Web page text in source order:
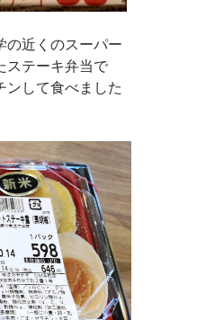
の近くのスーパー
ステーキ弁当で
ンして食べました